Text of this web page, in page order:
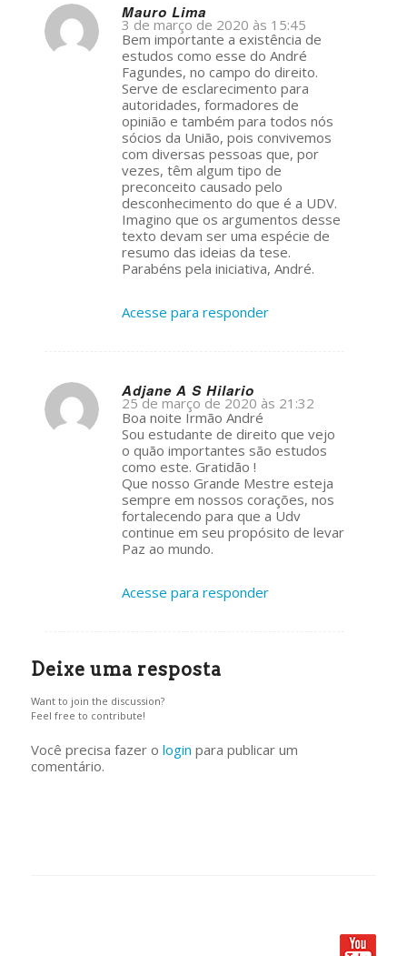
Mauro Lima
ays:
3 de março de 2020 às 15:45
Bem importante a existência de
estudos como esse do André
Fagundes, no campo do direito.
Serve de esclarecimento para
autoridades, formadores de
opinião e também para todos nós
sócios da União, pois convivemos
com diversas pessoas que, por
vezes, têm algum tipo de
preconceito causado pelo
desconhecimento do que é a UDV.
Imagino que os argumentos desse
texto devam ser uma espécie de
resumo das ideias da tese.
Parabéns pela iniciativa, André.
Acesse para responder
Adjane A S Hilario
s
ays:
25 de março de 2020 às 21:32
Boa noite Irmão André
Sou estudante de direito que vejo
o quão importantes são estudos
como este. Gratidão !
Que nosso Grande Mestre esteja
sempre em nossos corações, nos
fortalecendo para que a Udv
continue em seu propósito de levar
Paz ao mundo.
Acesse para responder
Deixe uma resposta
Want to join the discussion?
Feel free to contribute!
Você precisa fazer o login para publicar um
comentário.